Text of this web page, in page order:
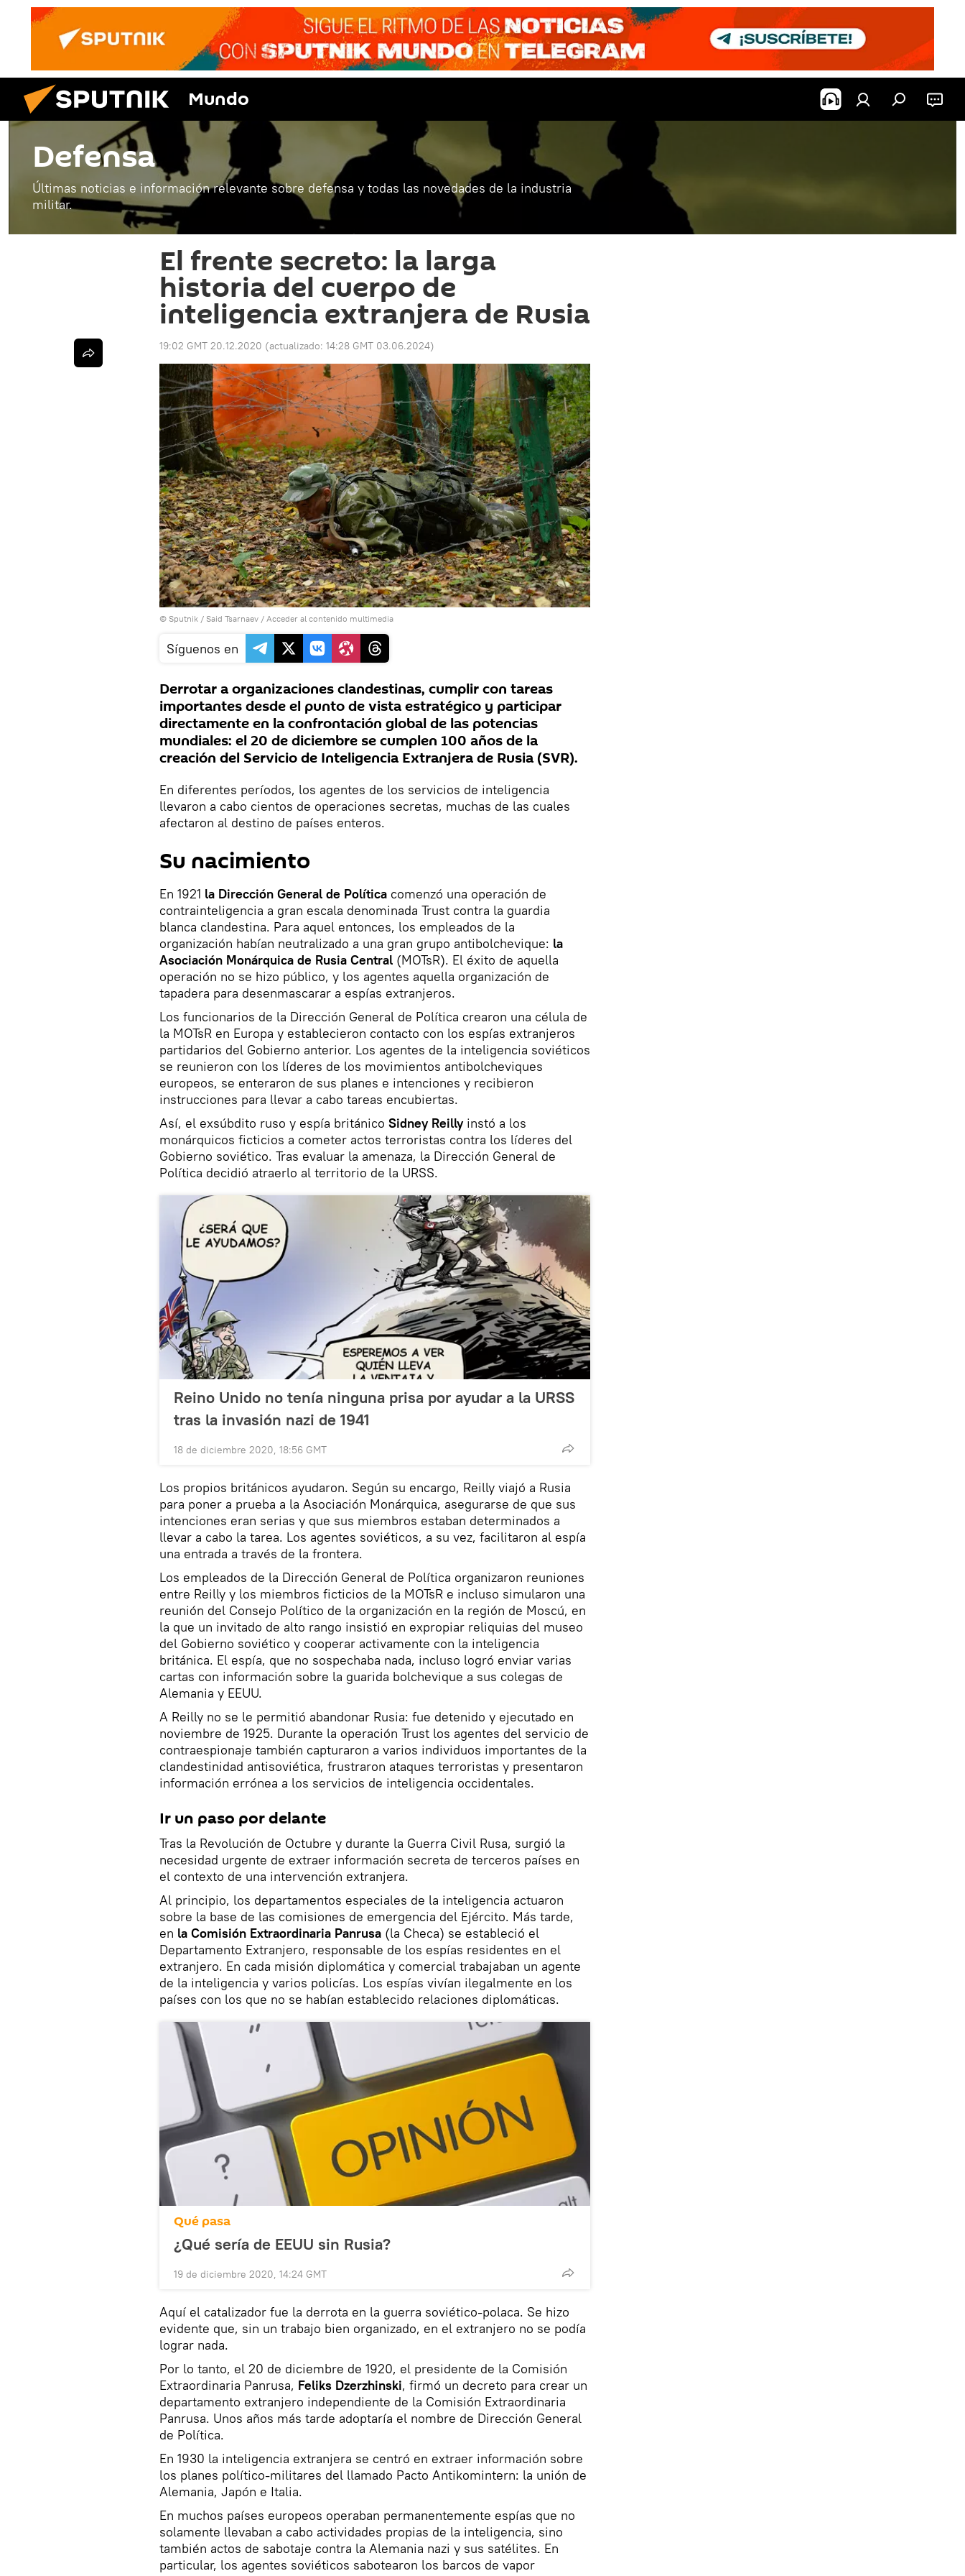
Mundo
Defensa
Últimas noticias e información relevante sobre defensa y todas las novedades de la industria
militar.
El frente secreto: la larga
historia del cuerpo de
inteligencia extranjera de Rusia
19:02 GMT 20.12.2020 (actualizado: 14:28 GMT 03.06.2024)
© Sputnik / Said Tsarnaev / Acceder al contenido multimedia
Síguenos en
Derrotar a organizaciones clandestinas, cumplir con tareas
importantes desde el punto de vista estratégico y participar
directamente en la confrontación global de las potencias
mundiales: el 20 de diciembre se cumplen 100 años de la
creación del Servicio de Inteligencia Extranjera de Rusia (SVR).
En diferentes períodos, los agentes de los servicios de inteligencia
llevaron a cabo cientos de operaciones secretas, muchas de las cuales
afectaron al destino de países enteros.
Su nacimiento
En 1921 la Dirección General de Política comenzó una operación de
contrainteligencia a gran escala denominada Trust contra la guardia
blanca clandestina. Para aquel entonces, los empleados de la
organización habían neutralizado a una gran grupo antibolchevique: la
Asociación Monárquica de Rusia Central (MOTsR). El éxito de aquella
operación no se hizo público, y los agentes aquella organización de
tapadera para desenmascarar a espías extranjeros.
Los funcionarios de la Dirección General de Política crearon una célula de
la MOTsR en Europa y establecieron contacto con los espías extranjeros
partidarios del Gobierno anterior. Los agentes de la inteligencia soviéticos
se reunieron con los líderes de los movimientos antibolcheviques
europeos, se enteraron de sus planes e intenciones y recibieron
instrucciones para llevar a cabo tareas encubiertas.
Así, el exsúbdito ruso y espía británico Sidney Reillyinstó a los
monárquicos ficticios a cometer actos terroristas contra los líderes del
Gobierno soviético. Tras evaluar la amenaza, la Dirección General de
Política decidió atraerlo al territorio de la URSS.
Reino Unido no tenía ninguna prisa por ayudar a la URSS
tras la invasión nazi de 1941
18 de diciembre 2020, 18:56 GMT
Los propios británicos ayudaron. Según su encargo, Reilly viajó a Rusia
para poner a prueba a la Asociación Monárquica, asegurarse de que sus
intenciones eran serias y que sus miembros estaban determinados a
llevar a cabo la tarea. Los agentes soviéticos, a su vez, facilitaron al espía
una entrada a través de la frontera.
Los empleados de la Dirección General de Política organizaron reuniones
entre Reilly y los miembros ficticios de la MOTsR e incluso simularon una
reunión del Consejo Político de la organización en la región de Moscú, en
la que un invitado de alto rango insistió en expropiar reliquias del museo
del Gobierno soviético y cooperar activamente con la inteligencia
británica. El espía, que no sospechaba nada, incluso logró enviar varias
cartas con información sobre la guarida bolchevique a sus colegas de
Alemania y EEUU.
A Reilly no se le permitió abandonar Rusia: fue detenido y ejecutado en
noviembre de 1925. Durante la operación Trust los agentes del servicio de
contraespionaje también capturaron a varios individuos importantes de la
clandestinidad antisoviética, frustraron ataques terroristas y presentaron
información errónea a los servicios de inteligencia occidentales.
Ir un paso por delante
Tras la Revolución de Octubre y durante la Guerra Civil Rusa, surgió la
necesidad urgente de extraer información secreta de terceros países en
el contexto de una intervención extranjera.
Al principio, los departamentos especiales de la inteligencia actuaron
sobre la base de las comisiones de emergencia del Ejército. Más tarde,
en la Comisión Extraordinaria Panrusa (la Checa) se estableció el
Departamento Extranjero, responsable de los espías residentes en el
extranjero. En cada misión diplomática y comercial trabajaban un agente
de la inteligencia y varios policías. Los espías vivían ilegalmente en los
países con los que no se habían establecido relaciones diplomáticas.
Qué pasa
¿Qué sería de EEUU sin Rusia?
19 de diciembre 2020, 14:24 GMT
Aquí el catalizador fue la derrota en la guerra soviético-polaca. Se hizo
evidente que, sin un trabajo bien organizado, en el extranjero no se podía
lograr nada.
Por lo tanto, el 20 de diciembre de 1920, el presidente de la Comisión
Extraordinaria Panrusa, Feliks Dzerzhinski, firmó un decreto para crear un
departamento extranjero independiente de la Comisión Extraordinaria
Panrusa. Unos años más tarde adoptaría el nombre de Dirección General
de Política.
En 1930 la inteligencia extranjera se centró en extraer información sobre
los planes político-militares del llamado Pacto Antikomintern: la unión de
Alemania, Japón e Italia.
En muchos países europeos operaban permanentemente espías que no
solamente llevaban a cabo actividades propias de la inteligencia, sino
también actos de sabotaje contra la Alemania nazi y sus satélites. En
particular, los agentes soviéticos sabotearon los barcos de vapor